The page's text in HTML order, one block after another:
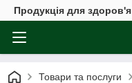
Продукція для здоров'я
Товари та послуги